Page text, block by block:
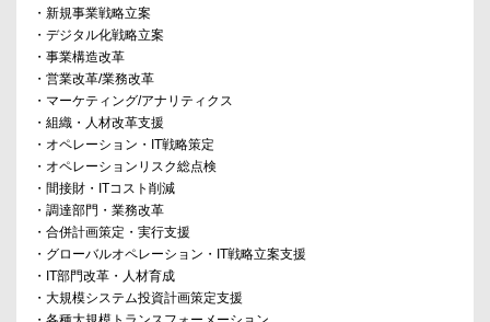
・新規事業戦略立案
・デジタル化戦略立案
・事業構造改革
・営業改革/業務改革
・マーケティング/アナリティクス
・組織・人材改革支援
・オペレーション・IT戦略策定
・オペレーションリスク総点検
・間接財・ITコスト削減
・調達部門・業務改革
・合併計画策定・実行支援
・グローバルオペレーション・IT戦略立案支援
・IT部門改革・人材育成
・大規模システム投資計画策定支援